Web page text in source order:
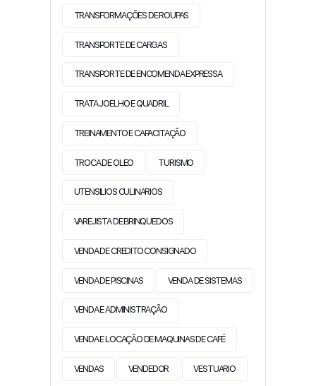
TRANSFORMAÇÕES DE ROUPAS
TRANSPORTE DE CARGAS
TRANSPORTE DE ENCOMENDA EXPRESSA
TRATA JOELHO E QUADRIL
TREINAMENTO E CAPACITAÇÃO
TROCA DE OLEO TURISMO
UTENSILIOS CULINARIOS
VAREJISTA DE BRINQUEDOS
VENDA DE CREDITO CONSIGNADO
VENDA DE PISCINAS VENDA DE SISTEMAS
VENDA E ADMINISTRAÇÃO
VENDA E LOCAÇÃO DE MAQUINAS DE CAFÉ
VENDAS VENDEDOR VESTUARIO